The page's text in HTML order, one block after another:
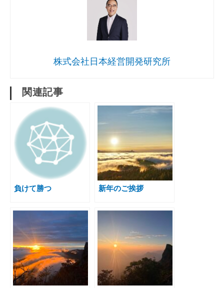
株式会社日本経営開発研究所
関連記事
負けて勝つ 新年のご挨拶